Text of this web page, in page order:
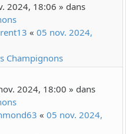
2024, 18:06 » dans
« 05 nov. 2024,
Champignons
2024, 18:00 » dans
« 05 nov. 2024,